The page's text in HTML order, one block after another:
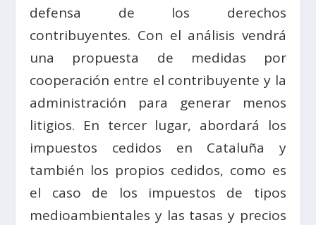
defensa de los derechos
contribuyentes. Con el análisis vendrá
una propuesta de medidas por
cooperación entre el contribuyente y la
administración para generar menos
litigios. En tercer lugar, abordará los
impuestos cedidos en Cataluña y
también los propios cedidos, como es
el caso de los impuestos de tipos
medioambientales y las tasas y precios